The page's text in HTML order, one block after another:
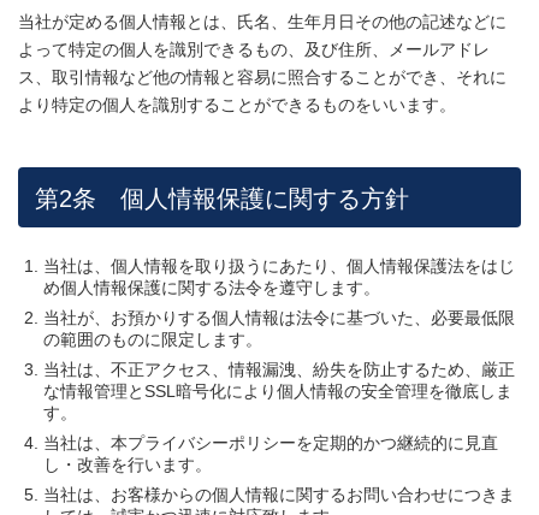
当社が定める個人情報とは、氏名、生年月日その他の記述などに
よって特定の個人を識別できるもの、及び住所、メールアドレ
ス、取引情報など他の情報と容易に照合することができ、それに
より特定の個人を識別することができるものをいいます。
第2条 個人情報保護に関する方針
当社は、個人情報を取り扱うにあたり、個人情報保護法をはじ
め個人情報保護に関する法令を遵守します。
当社が、お預かりする個人情報は法令に基づいた、必要最低限
の範囲のものに限定します。
当社は、不正アクセス、情報漏洩、紛失を防止するため、厳正
な情報管理とSSL暗号化により個人情報の安全管理を徹底しま
す。
当社は、本プライバシーポリシーを定期的かつ継続的に見直
し・改善を行います。
当社は、お客様からの個人情報に関するお問い合わせにつきま